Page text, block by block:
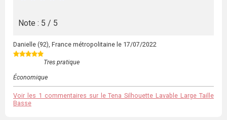
Note : 5 / 5
Danielle (92), France métropolitaine le 17/07/2022
Tres pratique
Économique
Voir les 1 commentaires sur le Tena Silhouette Lavable Large Taille
Basse